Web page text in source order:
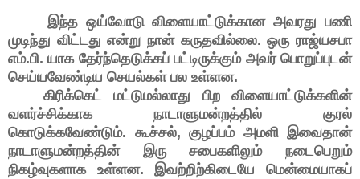
இந்த ஒய்வோடு விளையாட்டுக்கான அவரது பணி
முடிந்து விட்டது என்று நான் கருதவில்லை. ஒரு ராஜ்யசபா
எம்.பி. யாக தேர்ந்தெடுக்கப் பட்டிருக்கும் அவர் பொறுப்புடன்
செய்யவேண்டிய செயல்கள் பல உள்ளன.
கிரிக்கெட் மட்டுமல்லாது பிற விளையாட்டுக்களின்
வளர்ச்சிக்காக நாடாளுமன்றத்தில் குரல்
கொடுக்கவேண்டும். கூச்சல், குழப்பம் அமளி இவைதான்
நாடாளுமன்றத்தின் இரு சபைகளிலும் நடைபெறும்
நிகழ்வுகளாக உள்ளன. இவற்றிற்கிடையே மென்மையாகப்